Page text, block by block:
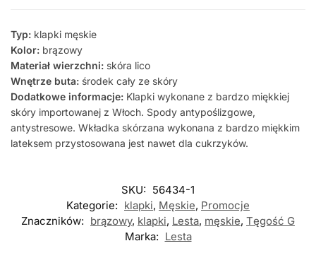
Typ: klapki męskie
Kolor: brązowy
Materiał wierzchni: skóra lico
Wnętrze buta: środek cały ze skóry
Dodatkowe informacje: Klapki wykonane z bardzo miękkiej
skóry importowanej z Włoch. Spody antypoślizgowe,
antystresowe. Wkładka skórzana wykonana z bardzo miękkim
lateksem przystosowana jest nawet dla cukrzyków.
SKU: 56434-1
Kategorie: klapki, Męskie, Promocje
Znaczników: brązowy, klapki, Lesta, męskie, Tęgość G
Marka: Lesta